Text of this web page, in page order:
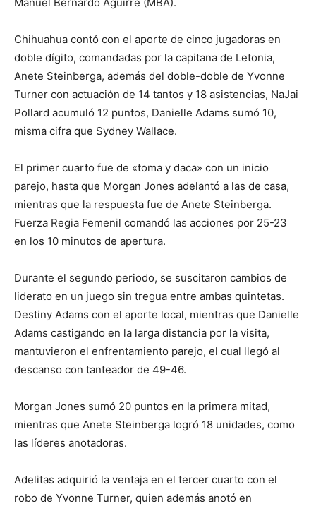
Manuel Bernardo Aguirre (MBA).
Chihuahua contó con el aporte de cinco jugadoras en
doble dígito, comandadas por la capitana de Letonia,
Anete Steinberga, además del doble-doble de Yvonne
Turner con actuación de 14 tantos y 18 asistencias, NaJai
Pollard acumuló 12 puntos, Danielle Adams sumó 10,
misma cifra que Sydney Wallace.
El primer cuarto fue de «toma y daca» con un inicio
parejo, hasta que Morgan Jones adelantó a las de casa,
mientras que la respuesta fue de Anete Steinberga.
Fuerza Regia Femenil comandó las acciones por 25-23
en los 10 minutos de apertura.
Durante el segundo periodo, se suscitaron cambios de
liderato en un juego sin tregua entre ambas quintetas.
Destiny Adams con el aporte local, mientras que Danielle
Adams castigando en la larga distancia por la visita,
mantuvieron el enfrentamiento parejo, el cual llegó al
descanso con tanteador de 49-46.
Morgan Jones sumó 20 puntos en la primera mitad,
mientras que Anete Steinberga logró 18 unidades, como
las líderes anotadoras.
Adelitas adquirió la ventaja en el tercer cuarto con el
robo de Yvonne Turner, quien además anotó en